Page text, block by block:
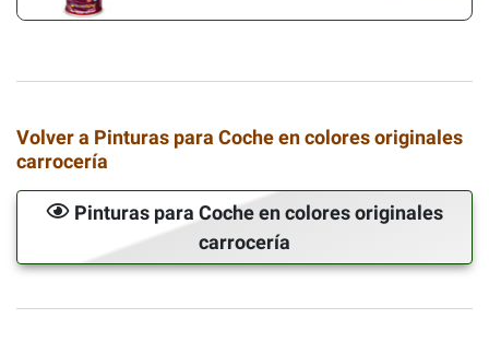
Volver a Pinturas para Coche en colores originales
carrocería
Pinturas para Coche en colores originales
carrocería